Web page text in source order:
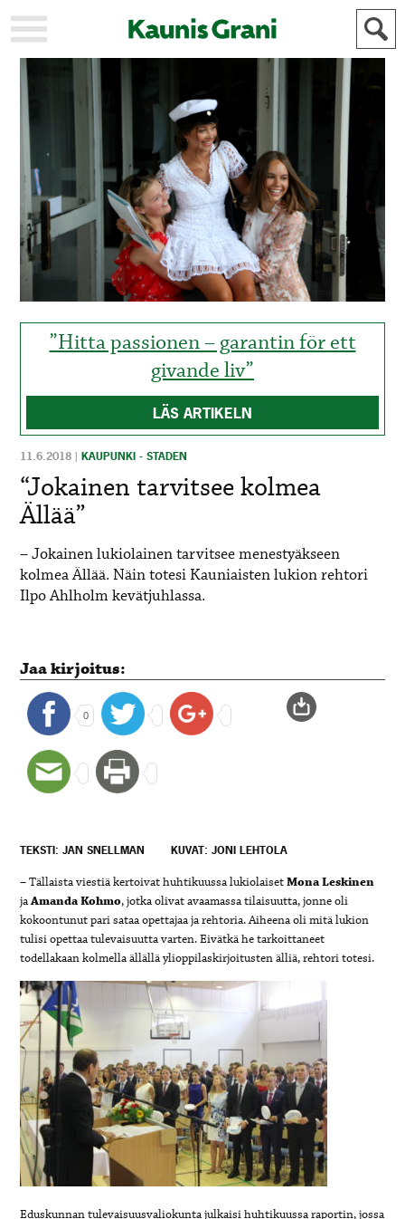
KAUPUNKI
AJANKOHTAISTA
AKTUELLT
IDROTT
KULTTUURI
KULTUR
HISTORIA
HISTORIA
YLEINEN
ALLMÄN
MAINOSTAJILLE
FÖR
ANNONSÖRER
”Hitta passionen – garantin för ett
givande liv”
LÄS ARTIKELN
11.6.2018 |KAUPUNKI - STADEN
“Jokainen tarvitsee kolmea
Ällää”
– Jokainen lukiolainen tarvitsee menestyäkseen
kolmea Ällää.Näin totesi Kauniaisten lukion rehtori
Ilpo Ahlholmkevätjuhlassa.
Jaa kirjoitus:
0
TEKSTI: JAN SNELLMAN KUVAT: JONI LEHTOLA
– Tällaista viestiä kertoivat huhtikuussa lukiolaisetMona Leskinen
jaAmanda Kohmo, jotka olivat avaamassa tilaisuutta, jonne oli
kokoontunut pari sataa opettajaa ja rehtoria. Aiheena oli mitä lukion
tulisi opettaa tulevaisuutta varten. Eivätkä he tarkoittaneet
todellakaan kolmella ällällä ylioppilaskirjoitusten älliä, rehtori totesi.
Eduskunnan tulevaisuusvaliokunta julkaisi huhtikuussa raportin, jossa